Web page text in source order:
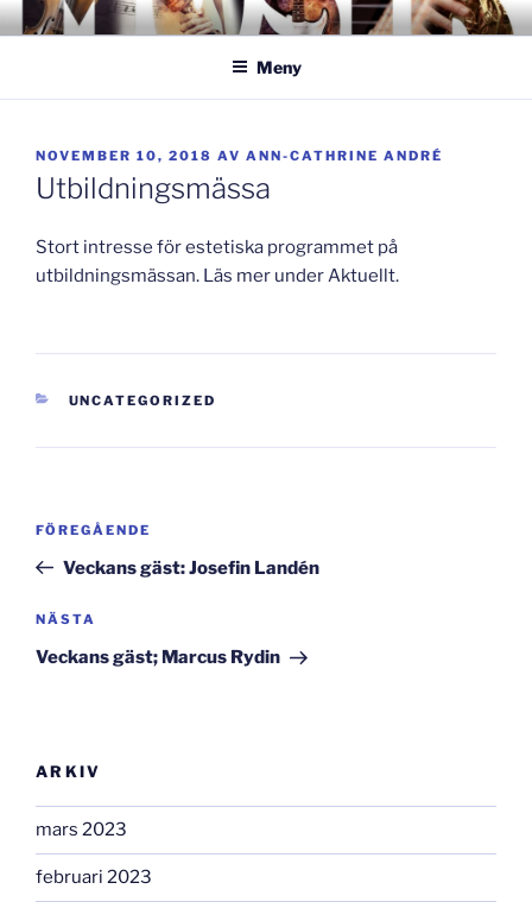
Hoppa
till
GISLAVEDMUSIKESTET
– här formas framtiden!
Meny
PUBLICERAT
NOVEMBER 10, 2018 AV ANN-CATHRINE ANDRÉ
Utbildningsmässa
Stort intresse för estetiska programmet på
utbildningsmässan. Läs mer under Aktuellt.
KATEGORIER
UNCATEGORIZED
Inläggsnavigering
Föregående
inlägg
FÖREGÅENDE
Veckans gäst: Josefin Landén
Nästa
inlägg
NÄSTA
Veckans gäst; Marcus Rydin
ARKIV
mars 2023
februari 2023